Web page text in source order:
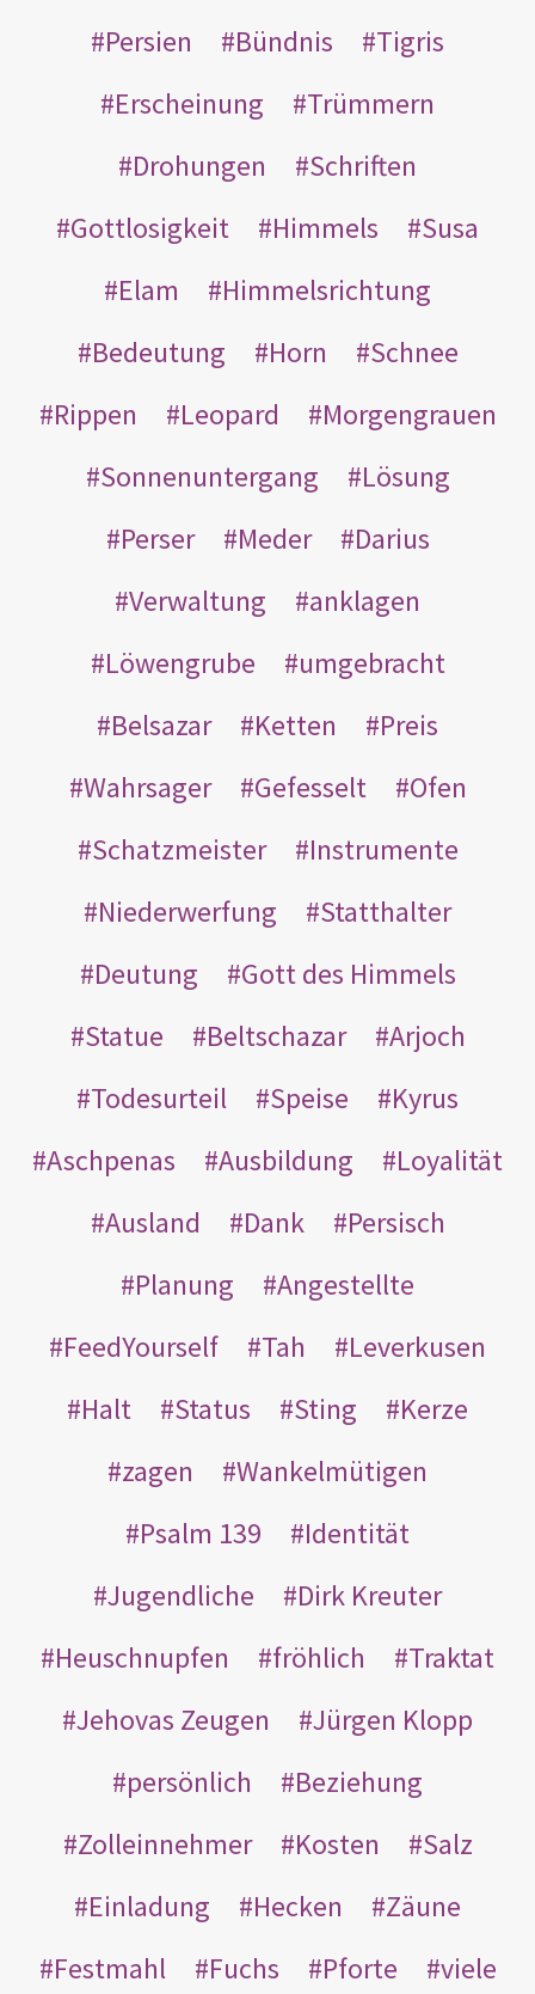
Persien
Bündnis
Tigris
Erscheinung
Trümmern
Drohungen
Schriften
Gottlosigkeit
Himmels
Susa
Elam
Himmelsrichtung
Bedeutung
Horn
Schnee
Rippen
Leopard
Morgengrauen
Sonnenuntergang
Lösung
Perser
Meder
Darius
Verwaltung
anklagen
Löwengrube
umgebracht
Belsazar
Ketten
Preis
Wahrsager
Gefesselt
Ofen
Schatzmeister
Instrumente
Niederwerfung
Statthalter
Deutung
Gott des Himmels
Statue
Beltschazar
Arjoch
Todesurteil
Speise
Kyrus
Aschpenas
Ausbildung
Loyalität
Ausland
Dank
Persisch
Planung
Angestellte
FeedYourself
Tah
Leverkusen
Halt
Status Sting
Kerze
zagen
Wankelmütigen
Psalm 139
Identität
Jugendliche
Dirk Kreuter
Heuschnupfen
fröhlich
Traktat
Jehovas Zeugen
Jürgen Klopp
persönlich
Beziehung
Zolleinnehmer
Kosten
Salz
Einladung
Hecken
Zäune
Festmahl
Fuchs Pforte viele